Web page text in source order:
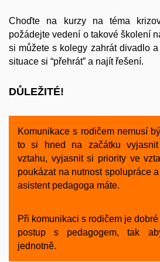
Choďte na kurzy na téma
požádejte vedení o takové školení
si můžete s kolegy zahrát divadlo
situace si “přehrát” a najít řešení.
DŮLEŽITÉ!
Komunikace s rodičem nemusí
to si hned na začátku
vztahu, vyjasnit si priority ve
poukázat na nutnost spolupráce
asistent pedagoga máte.
Při komunikaci s rodičem je
postup s pedagogem, tak
jednotně.